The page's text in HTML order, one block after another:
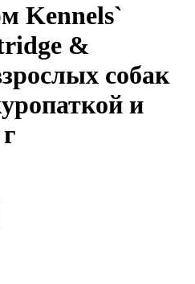
Kennels`
&
собак
и